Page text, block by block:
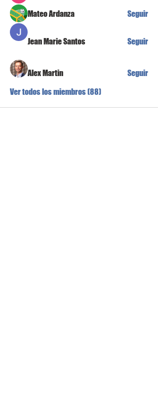
Mateo Ardanza
Seguir
Jean Marie Santos Seguir
Alex Martin
Seguir
Ver todos los miembros (88)